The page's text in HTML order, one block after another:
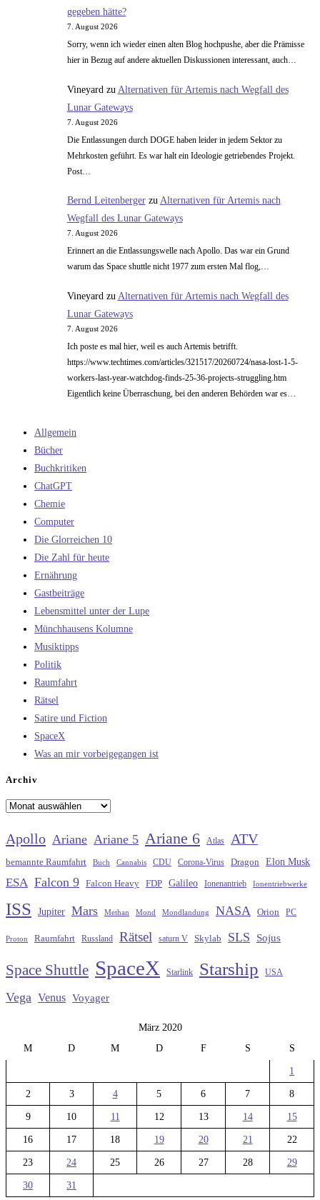
gegeben hätte?
7. August 2026
Sorry, wenn ich wieder einen alten Blog hochpushe, aber die Prämisse
hier in Bezug auf andere aktuellen Diskussionen interessant, auch…
Vineyard zu Alternativen für Artemis nach Wegfall des
Lunar Gateways
7. August 2026
Die Entlassungen durch DOGE haben leider in jedem Sektor zu
Mehrkosten geführt. Es war halt ein Ideologie getriebendes Projekt.
Post…
Bernd Leitenbergerzu Alternativen für Artemis nach
Wegfall des Lunar Gateways
7. August 2026
Erinnert an die Entlassungswelle nach Apollo. Das war ein Grund
warum das Space shuttle nicht 1977 zum ersten Mal flog,…
Vineyard zu Alternativen für Artemis nach Wegfall des
Lunar Gateways
7. August 2026
Ich poste es mal hier, weil es auch Artemis betrifft.
https://www.techtimes.com/articles/321517/20260724/nasa-lost-1-5-
workers-last-year-watchdog-finds-25-36-projects-struggling.htm
Eigentlich keine Überraschung, bei den anderen Behörden war es…
Allgemein
Bücher
Buchkritiken
ChatGPT
Chemie
Computer
Die Glorreichen 10
Die Zahl für heute
Ernährung
Gastbeiträge
Lebensmittel unter der Lupe
Münchhausens Kolumne
Musiktipps
Politik
Raumfahrt
Rätsel
Satire und Fiction
SpaceX
Was an mir vorbeigegangen ist
Archiv
Archiv
Apollo Ariane Ariane 5 Ariane 6 Atlas ATV
bemannte Raumfahrt Buch Cannabis CDU Corona-Virus Dragon Elon Musk
ESA Falcon 9 Falcon Heavy FDP Galileo Ionenantrieb Ionentriebwerke
ISS Jupiter Mars Methan Mond Mondlandung NASA Orion PC
Proton Raumfahrt Russland Rätsel saturn V Skylab SLS Sojus
Space Shuttle SpaceX Starlink Starship USA
Vega Venus Voyager
März 2020
M
D M D F S S
1
2 3 4 5 6 7 8
9 10 11 12 13 14 15
16 17 18 19 20 21 22
23 24 25 26 27 28 29
30 31